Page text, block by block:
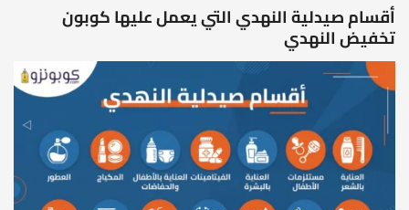
أقسام صيدلية النهدي التي يعمل عليها كوبون
تخفيض النهدي